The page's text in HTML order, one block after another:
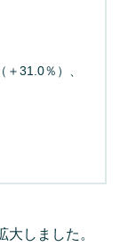
31.0％）、
しました。